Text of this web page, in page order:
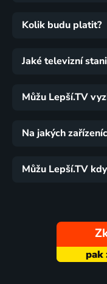
Kolik budu platit?
Jaké televizní
Můžu Lepší.TV
Na jakých
Můžu Lepší.TV